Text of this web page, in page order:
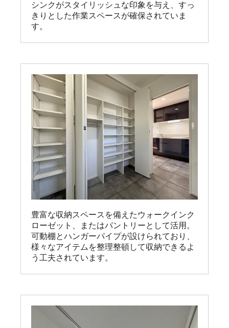
シンクがスタイリッシュな印象を与え、すっ
きりとした作業スペースが確保されていま
す。
豊富な収納スペースを備えたウォークインク
ローゼット、またはパントリーとして活用。
可動棚とハンガーパイプが設けられており、
様々なアイテムを整理整頓して収納できるよ
う工夫されています。